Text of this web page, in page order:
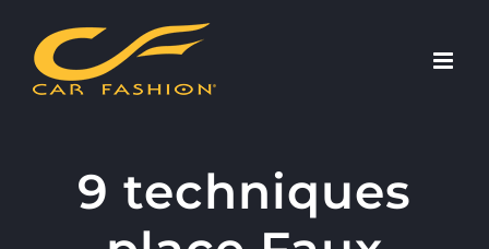
content
9 techniques